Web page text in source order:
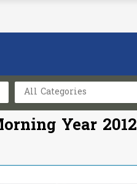
All Categories
Year 2012